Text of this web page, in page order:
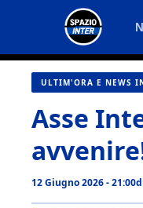
contenuto
ULTIM'ORA E NEWS
Asse
12 Giugno 2026 - 21:00